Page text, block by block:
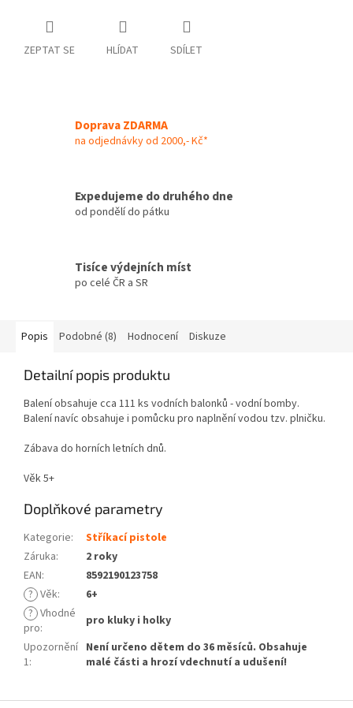
ZEPTAT SE HLÍDAT SDÍLET
Doprava ZDARMA
na odjednávky od 2000,- Kč*
Expedujeme do druhého dne
od pondělí do pátku
Tisíce výdejních míst
po celé ČR a SR
Popis Podobné (8) Hodnocení Diskuze
Detailní popis produktu
Balení obsahuje cca 111 ks vodních balonků - vodní bomby.
Balení navíc obsahuje i pomůcku pro naplnění vodou tzv. plničku.
Zábava do horních letních dnů.
Věk 5+
Doplňkové parametry
Kategorie:
Stříkací pistole
Záruka:
2 roky
EAN:
8592190123758
? Věk:
6+
? Vhodné
pro:
pro kluky i holky
Upozornění
1:
Není určeno dětem do 36 měsíců. Obsahuje
malé části a hrozí vdechnutí a udušení!